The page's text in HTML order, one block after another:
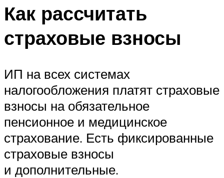
Как рассчитать
страховые взносы
ИП на всех системах
налогообложения платят страховые
взносы на обязательное
пенсионное и медицинское
страхование. Есть фиксированные
страховые взносы
и дополнительные.